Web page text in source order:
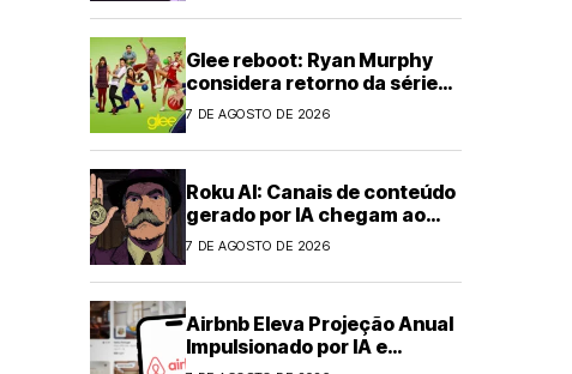
Glee reboot: Ryan Murphy
considera retorno da série
musical
7 DE AGOSTO DE 2026
Roku AI: Canais de conteúdo
gerado por IA chegam ao
streaming
7 DE AGOSTO DE 2026
Airbnb Eleva Projeção Anual
Impulsionado por IA e
Demanda Forte